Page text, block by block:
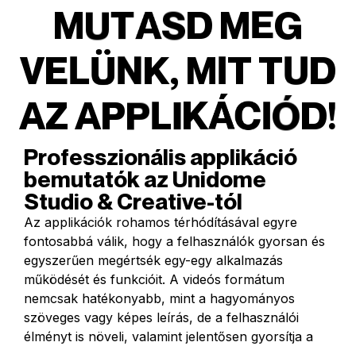
MUTASDMEG
VELÜNK, MITTUD
AZAPPLIKÁCIÓD!
Professzionális applikáció
bemutatók az Unidome
Studio & Creative-tól
Az applikációk rohamos térhódításával egyre
fontosabbá válik, hogy a felhasználók gyorsan és
egyszerűen megértsék egy-egy alkalmazás
működését és funkcióit. A videós formátum
nemcsak hatékonyabb, mint a hagyományos
szöveges vagy képes leírás, de a felhasználói
élményt is növeli, valamint jelentősen gyorsítja a